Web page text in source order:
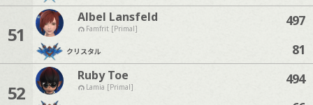
51
Albel Lansfeld
Famfrit [Primal]
クリスタル
497
81
52
Ruby Toe
Lamia [Primal]
494